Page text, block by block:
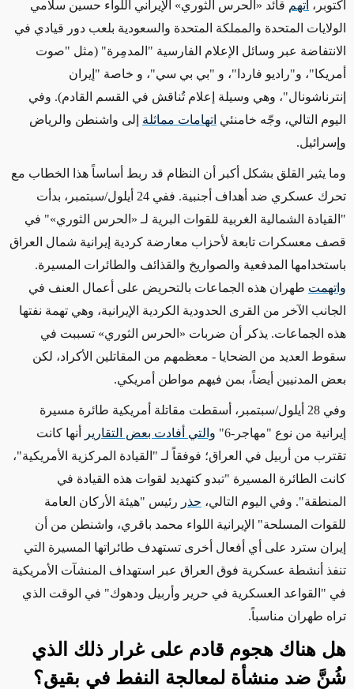
أكتوبر، اتهم قائد « الحرس الثوري» الإيراني اللواء حسين سلامي
الولايات المتحدة والمملكة المتحدة والسعودية بلعب دور قيادي في
الانتفاضة عبر وسائل الإعلام الفارسية "المدمِرة" (مثل "صوت
أمريكا"، و"راديو فاردا"، و "بي بي سي"، و خاصة "إيران
إنترناشونال"، وهي وسيلة إعلام تُناقش في القسم القادم). وفي
اليوم التالي، وجّه خامنئي اتهامات مماثلة إلى واشنطن والرياض
وإسرائيل.
وما يثير القلق بشكل أكبر أن النظام قد ربط أساساً هذا الخطاب مع
تحرك عسكري ضد أهداف أجنبية. ففي 24 أيلول/سبتمبر، بدأت
"القيادة الشمالية الغربية للقوات البرية لـ « الحرس الثوري»
" في
قصف معسكرات تابعة لأحزاب معارضة كردية إيرانية شمال العراق
باستخدامها المدفعية والصواريخ والقذائف والطائرات المسيرة.
واتهمت طهران هذه الجماعات بالتحريض على أعمال العنف في
الجانب الآخر من القرى الحدودية الكردية الإيرانية، وهي تهمة نفتها
هذه الجماعات. يذكر أن ضربات « الحرس الثوري» تسببت في
سقوط العديد من الضحايا - معظمهم من المقاتلين الأكراد، لكن
بعض المدنيين أيضاً، بمن فيهم مواطن أمريكي.
وفي 28 أيلول/سبتمبر، أسقطت مقاتلة أمريكية طائرة مسيرة
إيرانية من نوع "مهاجر-6"
والتي أفادت بعض التقارير أنها كانت
تقترب من أربيل في العراق؛ فوفقاً لـ "القيادة المركزية الأمريكية"،
كانت الطائرة المسيرة "تبدو كتهديد لقوات هذه القيادة في
المنطقة". وفي اليوم التالي، حذر رئيس "هيئة الأركان العامة
للقوات المسلحة" الإيرانية اللواء محمد باقري، واشنطن من أن
إيران سترد على أي أفعال أخرى تستهدف طائراتها المسيرة التي
تنفذ أنشطة عسكرية فوق العراق عبر استهداف المنشآت الأمريكية
في "القواعد العسكرية في حرير وأربيل ودهوك" في الوقت الذي
تراه طهران مناسباً.
هل هناك هجوم قادم على غرار ذلك الذي
شُنَّ ضد منشأة لمعالجة النفط في بقيق؟